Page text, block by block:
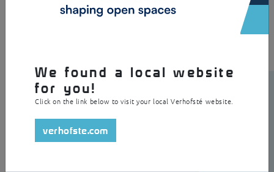
transversale. Cela permet de stocker facilement toutes sortes de vélos.
We found a local website
for you!
Click on the link below to visit your local Verhofsté website.
verhofste.com